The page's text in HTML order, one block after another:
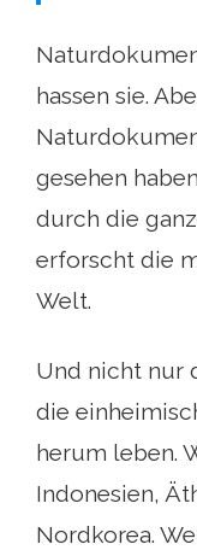
hassen sie.
gesehen
durch die
erforscht die
Welt.
Und nicht nur
die
herum leben.
Indonesien,
Nordkorea.